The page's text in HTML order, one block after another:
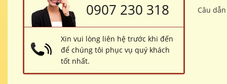
Câu
0907 230 318
Xin vui lòng liên hệ trước khi đến
để chúng tôi phục vụ quý khách
tốt nhất.